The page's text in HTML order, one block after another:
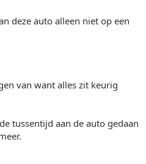
deze auto alleen niet op een
van want alles zit keurig
tussentijd aan de auto gedaan